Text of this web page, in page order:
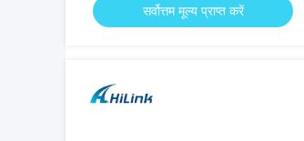
सर्वोत्तम मूल्य प्राप्त करें